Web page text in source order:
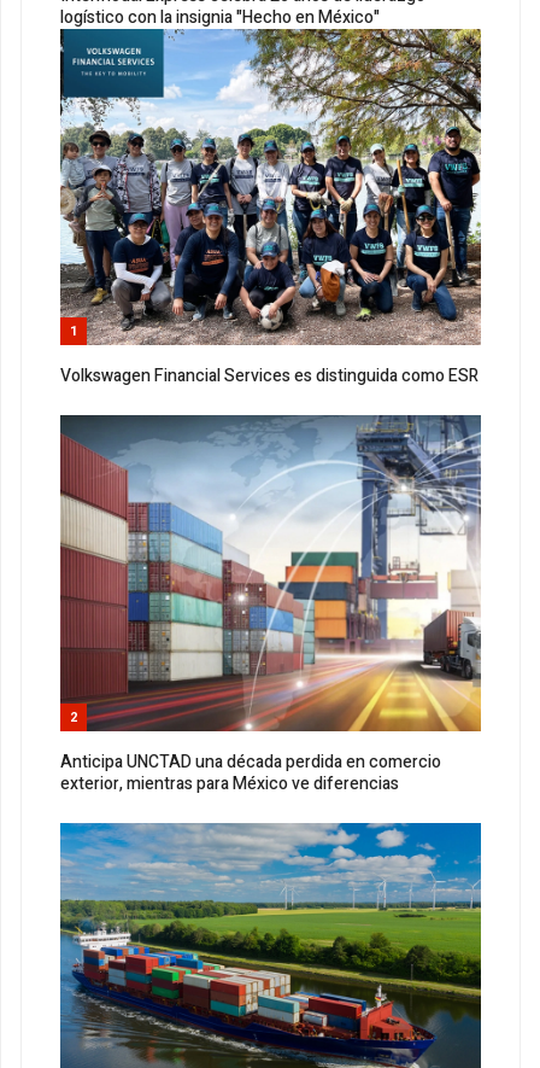
logístico con la insignia "Hecho en México"
1
Volkswagen Financial Services es distinguida como ESR
2
Anticipa UNCTAD una década perdida en comercio
exterior, mientras para México ve diferencias